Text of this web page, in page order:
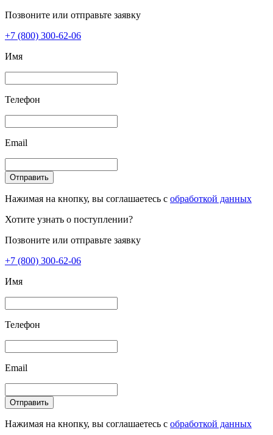
Позвоните или отправьте заявку
+7 (800) 300-62-06
Имя
Телефон
Email
Отправить
Нажимая на кнопку, вы соглашаетесь с обработкой данных
Хотите узнать о поступлении?
Позвоните или отправьте заявку
+7 (800) 300-62-06
Имя
Телефон
Email
Отправить
Нажимая на кнопку, вы соглашаетесь с обработкой данных